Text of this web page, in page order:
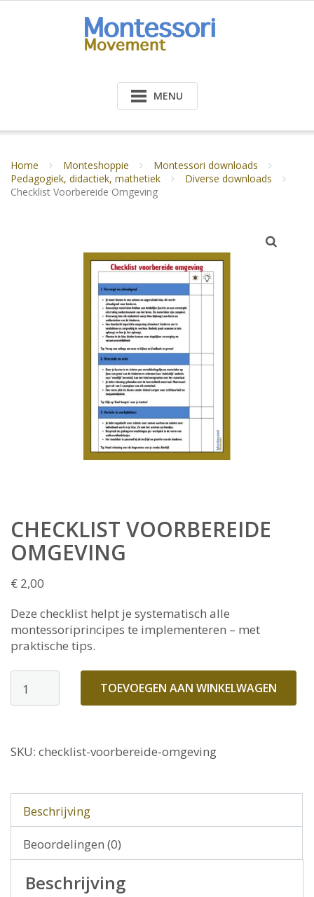
MENU
Home Monteshoppie
Montessori downloads
Pedagogiek, didactiek, mathetiek
Diverse downloads
Checklist Voorbereide Omgeving
CHECKLIST VOORBEREIDE
OMGEVING
€ 2,00
Deze checklist helpt je systematisch alle
montessoriprincipes te implementeren – met
praktische tips.
Voorbereide
TOEVOEGEN AAN WINKELWAGEN
SKU: checklist-voorbereide-omgeving
Beschrijving
Beoordelingen (0)
Beschrijving